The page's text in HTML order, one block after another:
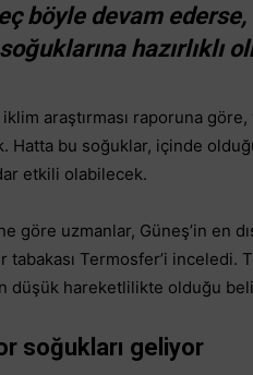
böyle devam
hazırlıklı
iklim araştırması raporuna
bu soğuklar, içinde
etkili olabilecek.
göre uzmanlar, Güneş’in en
tabakası Termosfer’i inceledi.
düşük hareketlilikte olduğu
soğukları geliyor